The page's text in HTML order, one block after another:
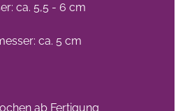
ca. 5,5 - 6 cm
ca. 5 cm
ab Fertigung